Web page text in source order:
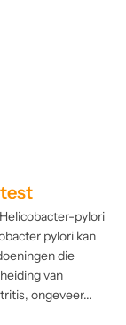
pylori
pylori kan
die
van
ongeveer...